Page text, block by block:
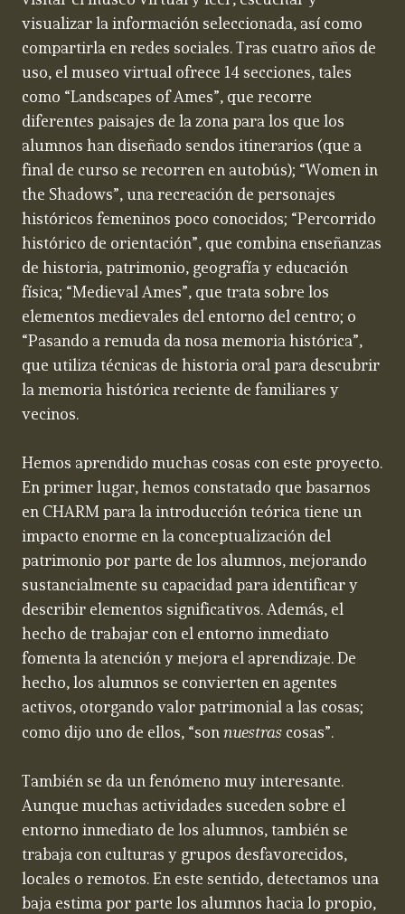
visualizar la información seleccionada, así como
compartirla en redes sociales. Tras cuatro años de
uso, el museo virtual ofrece 14 secciones, tales
como “Landscapes of Ames”, que recorre
diferentes paisajes de la zona para los que los
alumnos han diseñado sendos itinerarios (que a
final de curso se recorren en autobús); “Women in
the Shadows”, una recreación de personajes
históricos femeninos poco conocidos; “Percorrido
histórico de orientación”, que combina enseñanzas
de historia, patrimonio, geografía y educación
física; “Medieval Ames”, que trata sobre los
elementos medievales del entorno del centro; o
“Pasando a remuda da nosa memoria histórica”,
que utiliza técnicas de historia oral para descubrir
la memoria histórica reciente de familiares y
vecinos.
Hemos aprendido muchas cosas con este proyecto.
En primer lugar, hemos constatado que basarnos
en CHARM para la introducción teórica tiene un
impacto enorme en la conceptualización del
patrimonio por parte de los alumnos, mejorando
sustancialmente su capacidad para identificar y
describir elementos significativos. Además, el
hecho de trabajar con el entorno inmediato
fomenta la atención y mejora el aprendizaje. De
hecho, los alumnos se convierten en agentes
activos, otorgando valor patrimonial a las cosas;
como dijo uno de ellos, “son nuestras cosas”.
También se da un fenómeno muy interesante.
Aunque muchas actividades suceden sobre el
entorno inmediato de los alumnos, también se
trabaja con culturas y grupos desfavorecidos,
locales o remotos. En este sentido, detectamos una
baja estima por parte los alumnos hacia lo propio,